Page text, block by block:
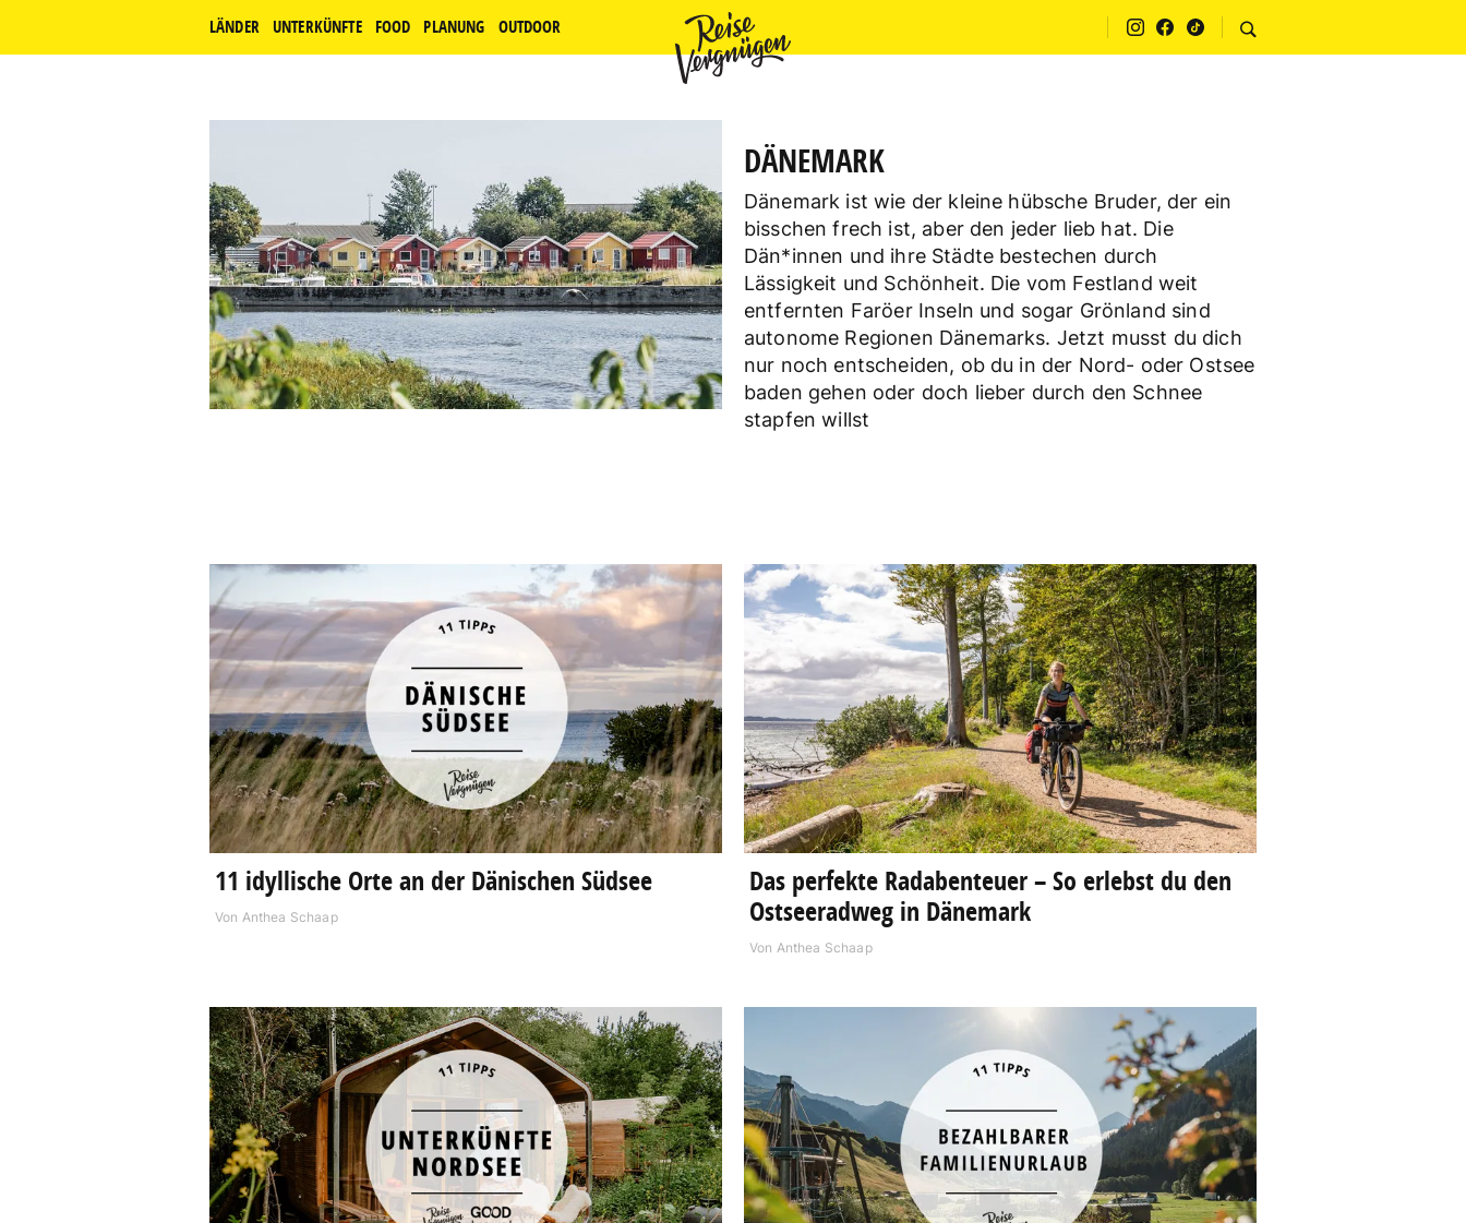
LÄNDER UNTERKÜNFTE FOOD PLANUNG OUTDOOR
DÄNEMARK
Dänemark ist wie der kleine hübsche Bruder, der ein
bisschen frech ist, aber den jeder lieb hat. Die
Dän*innen und ihre Städte bestechen durch
Lässigkeit und Schönheit. Die vom Festland weit
entfernten Faröer Inseln und sogar Grönland sind
autonome Regionen Dänemarks. Jetzt musst du dich
nur noch entscheiden, ob du in der Nord- oder Ostsee
baden gehen oder doch lieber durch den Schnee
stapfen willst
11 idyllische Orte an der Dänischen Südsee
Von Anthea Schaap
Das perfekte Radabenteuer – So erlebst du den
Ostseeradweg in Dänemark
Von Anthea Schaap